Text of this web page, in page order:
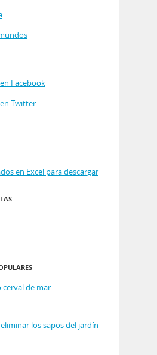
Facebook
Twitter
en Excel para descargar
cerval de mar
los sapos del jardín